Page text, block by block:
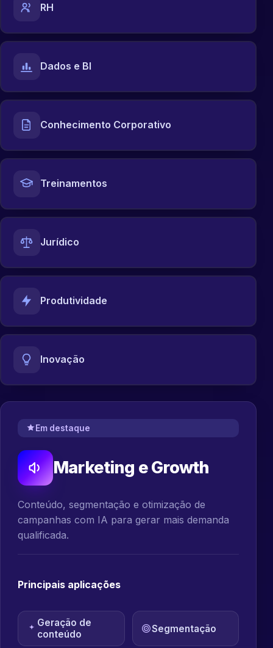
RH
Dados e BI
Conhecimento Corporativo
Treinamentos
Jurídico
Produtividade
Inovação
Em destaque
Marketing e Growth
Conteúdo, segmentação e otimização de
campanhas com IA para gerar mais demanda
qualificada.
Principais aplicações
Geração de
conteúdo
Segmentação